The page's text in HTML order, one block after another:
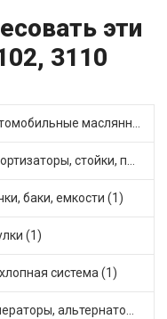
эти
3110
Автомобильные маслянные насосы (2)
Амортизаторы, стойки, подушки стоек (2)
баки, емкости (1)
(1)
система (1)
Генераторы, альтернаторы и комплектующие (5)